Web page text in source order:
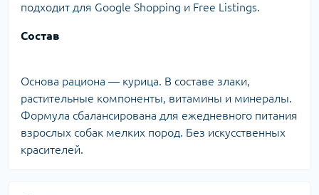
подходит для Google Shopping и Free Listings.
Состав
Основа рациона — курица. В составе злаки,
растительные компоненты, витамины и минералы.
Формула сбалансирована для ежедневного питания
взрослых собак мелких пород. Без искусственных
красителей.